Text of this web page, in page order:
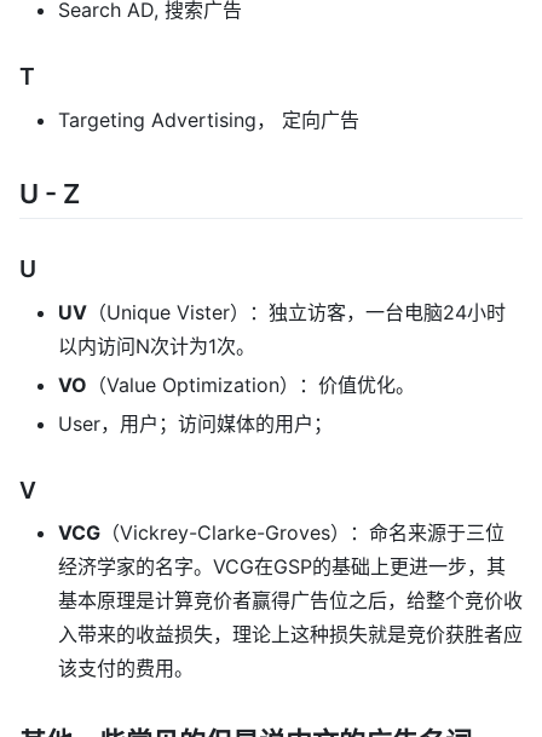
Search AD, 搜索广告
T
Targeting Advertising， 定向广告
U - Z
U
UV （Unique Vister）：独立访客，一台电脑24小时
以内访问N次计为1次。
VO （Value Optimization）：价值优化。
User，用户；访问媒体的用户；
V
VCG （Vickrey-Clarke-Groves）：命名来源于三位
经济学家的名字。VCG在GSP的基础上更进一步，其
基本原理是计算竞价者赢得广告位之后，给整个竞价收
入带来的收益损失，理论上这种损失就是竞价获胜者应
该支付的费用。